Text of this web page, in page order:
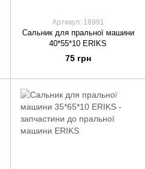
Артикул: 18991
Сальник для пральної машини
40*55*10 ERIKS
75 грн